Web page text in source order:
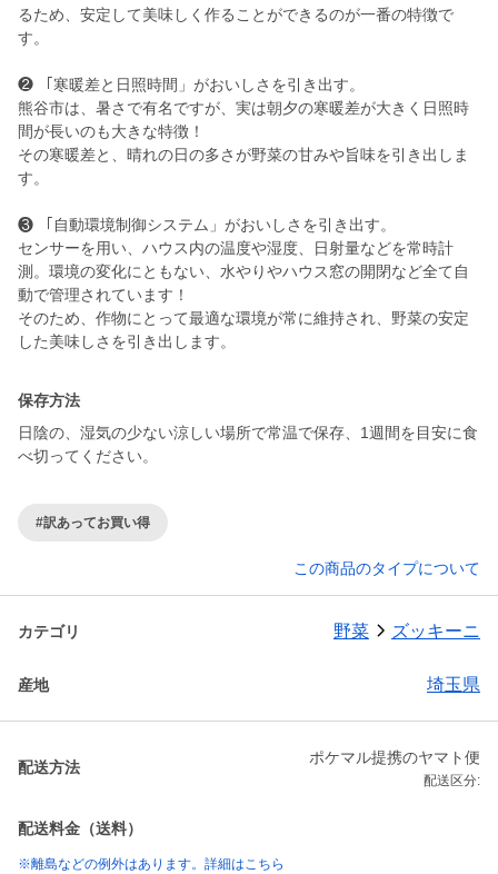
るため、安定して美味しく作ることができるのが一番の特徴で
す。
❷ 「寒暖差と日照時間」がおいしさを引き出す。
熊谷市は、暑さで有名ですが、実は朝夕の寒暖差が大きく日照時
間が長いのも大きな特徴！
その寒暖差と、晴れの日の多さが野菜の甘みや旨味を引き出しま
す。
❸ 「自動環境制御システム」がおいしさを引き出す。
センサーを用い、ハウス内の温度や湿度、日射量などを常時計
測。環境の変化にともない、水やりやハウス窓の開閉など全て自
動で管理されています！
そのため、作物にとって最適な環境が常に維持され、野菜の安定
した美味しさを引き出します。
保存方法
日陰の、湿気の少ない涼しい場所で常温で保存、1週間を目安に食
べ切ってください。
#訳あってお買い得
この商品のタイプについて
カテゴリ 野菜 ズッキーニ
産地 埼玉県
配送方法
ポケマル提携のヤマト便
配送区分:
配送料金（送料）
※離島などの例外はあります。詳細はこちら